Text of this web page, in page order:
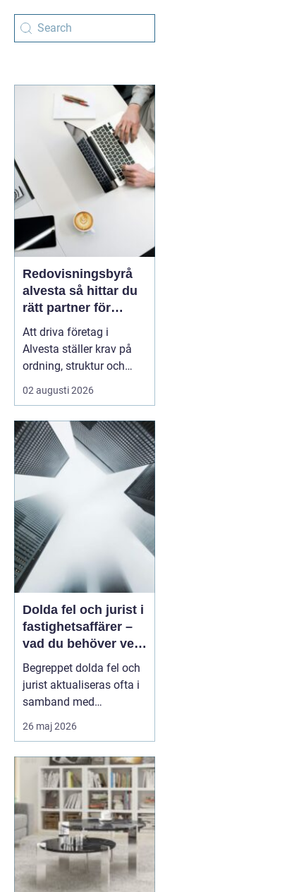
Redovisningsbyrå
alvesta så hittar du
rätt partner för
företagets ekonomi
Att driva företag i
Alvesta ställer krav på
ordning, struktur och
trygghet i ekonomin.
Många företagare vill
försäljning och
verksamhet inte på
bokföring,
kvittoredovisning och
rapporter. Därför väljer
allt fler att samarbet...
02 augusti 2026
Dolda fel och jurist i
fastighetsaffärer –
vad du behöver veta
när fel upptäcks
Begreppet dolda fel och
jurist aktualiseras ofta i
samband med
fastighetsköp där
köparen efter tillträdet
inte var synliga vid
besiktning. Det kan
handla om fukt,
konstruktionsfel eller
andra brister som...
26 maj 2026